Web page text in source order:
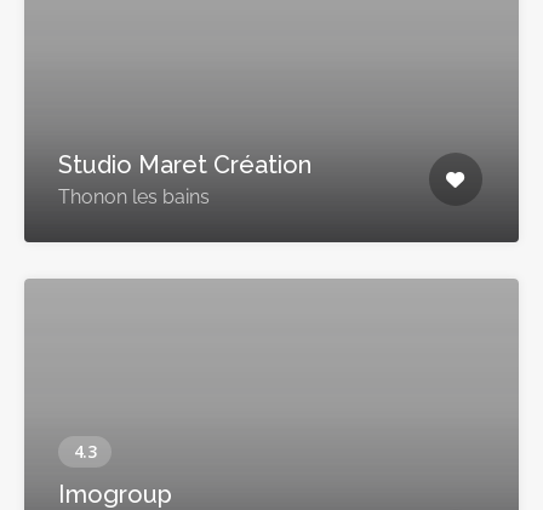
Studio Maret Création
Thonon les bains
Imogroup